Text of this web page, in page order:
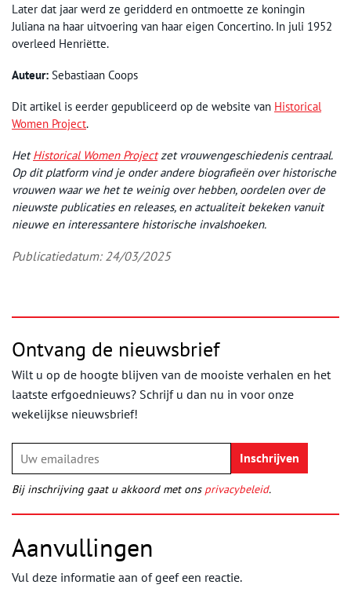
Later dat jaar werd ze geridderd en ontmoette ze koningin
Juliana na haar uitvoering van haar eigen Concertino. In juli 1952
overleed Henriëtte.
Auteur: Sebastiaan Coops
Dit artikel is eerder gepubliceerd op de website van Historical
Women Project.
HetHistorical Women Projectzet vrouwengeschiedenis centraal.
Op dit platform vind je onder andere biografieën over historische
vrouwen waar we het te weinig over hebben, oordelen over de
nieuwste publicaties en releases, en actualiteit bekeken vanuit
nieuwe en interessantere historische invalshoeken.
Publicatiedatum: 24/03/2025
Ontvang de nieuwsbrief
Wilt u op de hoogte blijven van de mooiste verhalen en het
laatste erfgoednieuws? Schrijf u dan nu in voor onze
wekelijkse nieuwsbrief!
Bij inschrijving gaat u akkoord met ons privacybeleid.
Aanvullingen
Vul deze informatie aan of geef een reactie.